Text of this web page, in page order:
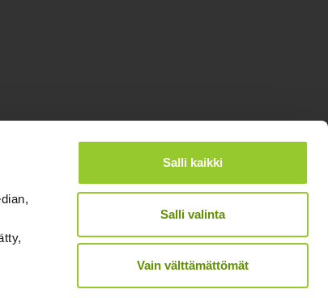
Salli kaikki
Salli valinta
Vain välttämättömät
Designed and Released by Rock My Business®